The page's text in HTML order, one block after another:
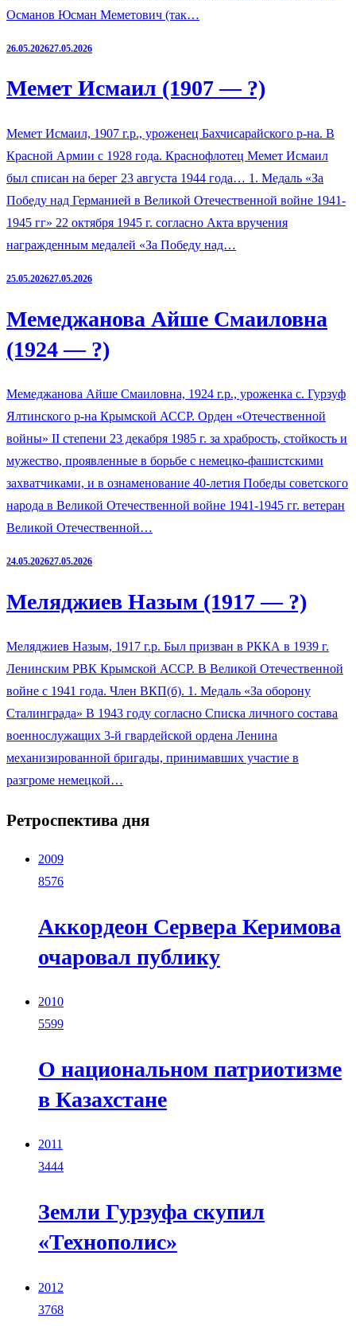
Османов Юсман Меметович (так…
26.05.202627.05.2026
Мемет Исмаил (1907 — ?)
Мемет Исмаил, 1907 г.р., уроженец Бахчисарайского р-на. В
Красной Армии с 1928 года. Краснофлотец Мемет Исмаил
был списан на берег 23 августа 1944 года… 1. Медаль «За
Победу над Германией в Великой Отечественной войне 1941-
1945 гг» 22 октября 1945 г. согласно Акта вручения
награжденным медалей «За Победу над…
25.05.202627.05.2026
Мемеджанова Айше Смаиловна
(1924 — ?)
Мемеджанова Айше Смаиловна, 1924 г.р., уроженка с. Гурзуф
Ялтинского р-на Крымской АССР. Орден «Отечественной
войны» II степени 23 декабря 1985 г. за храбрость, стойкость и
мужество, проявленные в борьбе с немецко-фашистскими
захватчиками, и в ознаменование 40-летия Победы советского
народа в Великой Отечественной войне 1941-1945 гг. ветеран
Великой Отечественной…
24.05.202627.05.2026
Меляджиев Назым (1917 — ?)
Меляджиев Назым, 1917 г.р. Был призван в РККА в 1939 г.
Ленинским РВК Крымской АССР. В Великой Отечественной
войне с 1941 года. Член ВКП(б). 1. Медаль «За оборону
Сталинграда» В 1943 году согласно Списка личного состава
военнослужащих 3-й гвардейской ордена Ленина
механизированной бригады, принимавших участие в
разгроме немецкой…
Ретроспектива дня
2009
8576
Аккордеон Сервера Керимова
очаровал публику
2010
5599
О национальном патриотизме
в Казахстане
2011
3444
Земли Гурзуфа скупил
«Технополис»
2012
3768